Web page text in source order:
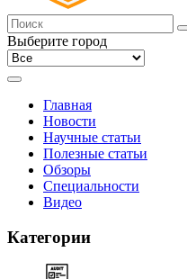
Выберите город
Главная
Новости
Научные статьи
Полезные статьи
Обзоры
Специальности
Видео
Категории